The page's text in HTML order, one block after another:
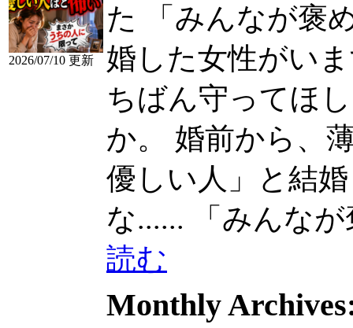
2026/07/10 更新
た 「みんなが褒
婚した女性がい
ちばん守ってほ
か。 婚前から、
優しい人」と結
な......
「みんな
読む
Monthly